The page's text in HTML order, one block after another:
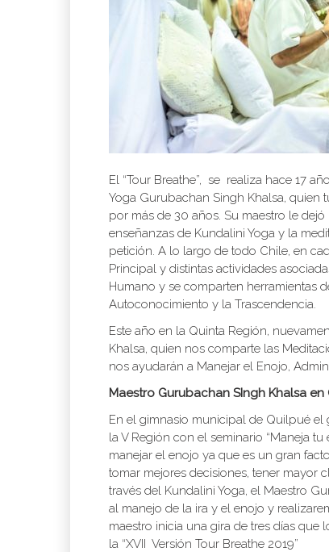
El “Tour Breathe”, se realiza hace 17
Yoga Gurubachan Singh Khalsa, quien
por más de 30 años. Su maestro le
enseñanzas de Kundalini Yoga y la
petición. A lo largo de todo Chile, en
Principal y distintas actividades
Humano y se comparten herramientas
Autoconocimiento y la Trascendencia.
Este año en la Quinta Región,
Khalsa, quien nos comparte las
nos ayudarán a Manejar el Enojo,
Maestro Gurubachan SIngh Khalsa en
En el gimnasio municipal de Quilpué el
la V Región con el seminario “Maneja
manejar el enojo ya que es un gran
tomar mejores decisiones, tener mayor
través del Kundalini Yoga, el Maestro
al manejo de la ira y el enojo y
maestro inicia una gira de tres días
la “XVII Versión Tour Breathe 2019”